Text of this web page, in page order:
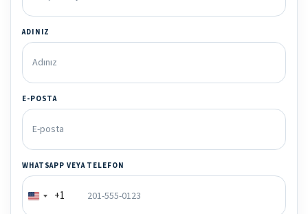
ADINIZ
E-POSTA
WHATSAPP VEYA TELEFON
+1